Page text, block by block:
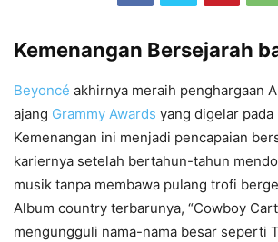
Kemenangan Bersejarah
Beyoncé akhirnya meraih penghargaan
ajang Grammy Awards yang digelar pada
Kemenangan ini menjadi pencapaian
kariernya setelah bertahun-tahun
musik tanpa membawa pulang trofi
Album country terbarunya, “Cowboy
mengungguli nama-nama besar seperti